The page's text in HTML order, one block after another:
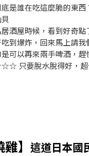
是誰在吃這麼脆的東西
酒屋時候，看到好奇點
到爆炸，回來馬上請
可以再來兩手啤酒，趕
只要脫水脫得好，
】 這道日本國